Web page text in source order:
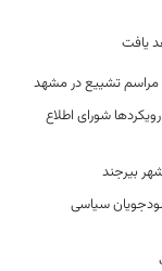
یافت
شورای اطلاع
بیرجند
سیاسی